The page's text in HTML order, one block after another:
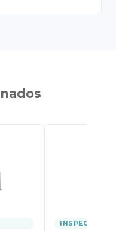
INSPECCIÓN